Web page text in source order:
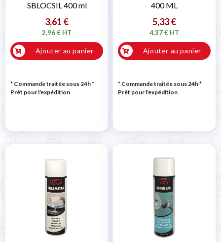
SBLOCSIL 400 ml
3,61 €
2,96 € HT
Ajouter au panier
* Commande traitée sous 24h*
Prêt pour l'expédition
400 ML
5,33 €
4,37 € HT
Ajouter au panier
* Commande traitée sous 24h*
Prêt pour l'expédition